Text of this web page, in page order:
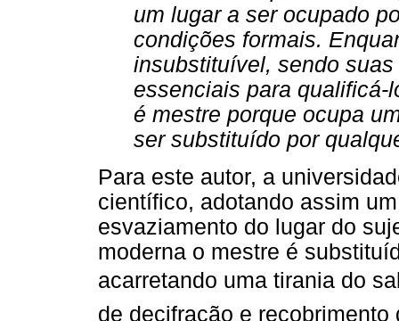
um lugar a ser ocupado
condições formais.
insubstituível, sendo
essenciais para qualificá-
é mestre porque ocupa
ser substituído por
Para este autor, a
científico, adotando assim
esvaziamento do lugar do
moderna o mestre é
acarretando uma tirania do
de decifração e